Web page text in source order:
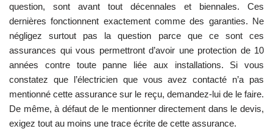
question, sont avant tout décennales et biennales. Ces
dernières fonctionnent exactement comme des garanties. Ne
négligez surtout pas la question parce que ce sont ces
assurances qui vous permettront d’avoir une protection de 10
années contre toute panne liée aux installations. Si vous
constatez que l’électricien que vous avez contacté n’a pas
mentionné cette assurance sur le reçu, demandez-lui de le faire.
De même, à défaut de le mentionner directement dans le devis,
exigez tout au moins une trace écrite de cette assurance.